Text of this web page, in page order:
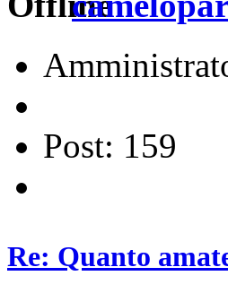
Post: 159
Re: Quanto